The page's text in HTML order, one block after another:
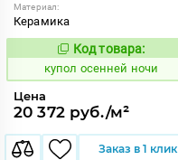
Материал:
Керамика
852186
Код товара:
купол осенней ночи
Цена
20 372 руб./м²
Заказ в 1 клик